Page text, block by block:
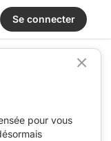
Se connecter
pour vous